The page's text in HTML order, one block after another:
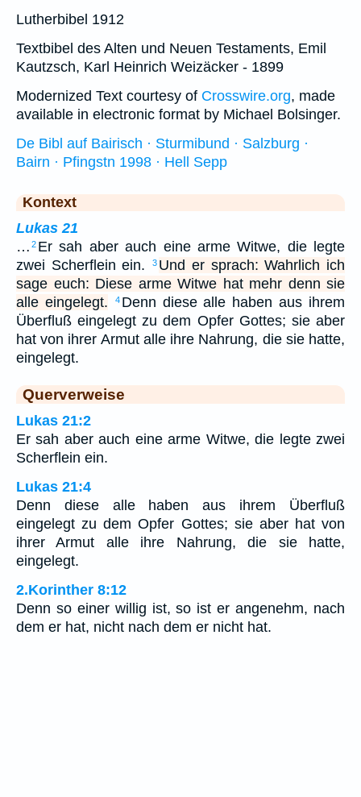
Lutherbibel 1912
Textbibel des Alten und Neuen Testaments, Emil
Kautzsch, Karl Heinrich Weizäcker - 1899
Modernized Text courtesy of Crosswire.org, made
available in electronic format by Michael Bolsinger.
De Bibl auf Bairisch · Sturmibund · Salzburg ·
Bairn · Pfingstn 1998 · Hell Sepp
Kontext
Lukas 21
… 2 Er sah aber auch eine arme Witwe, die legte
zwei Scherflein ein.
3 Und er sprach: Wahrlich ich
sage euch: Diese arme Witwe hat mehr denn sie
alle eingelegt.
4 Denn diese alle haben aus ihrem
Überfluß eingelegt zu dem Opfer Gottes; sie aber
hat von ihrer Armut alle ihre Nahrung, die sie hatte,
eingelegt.
Querverweise
Lukas 21:2
Er sah aber auch eine arme Witwe, die legte zwei
Scherflein ein.
Lukas 21:4
Denn diese alle haben aus ihrem Überfluß
eingelegt zu dem Opfer Gottes; sie aber hat von
ihrer Armut alle ihre Nahrung, die sie hatte,
eingelegt.
2.Korinther 8:12
Denn so einer willig ist, so ist er angenehm, nach
dem er hat, nicht nach dem er nicht hat.